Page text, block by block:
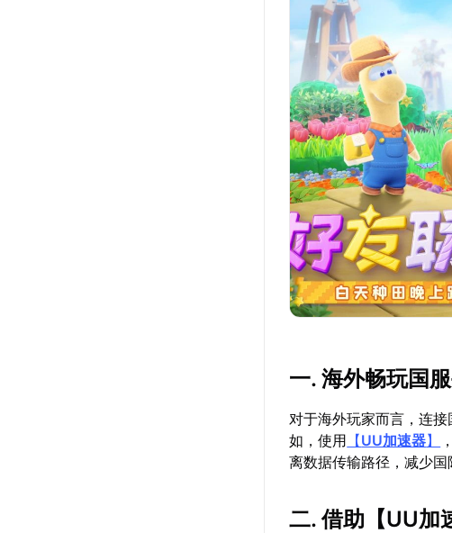
一. 海外畅玩国
对于海外玩家而言，连
如，使用 【UU加速器】
离数据传输路径，减少国
二. 借助【UU加